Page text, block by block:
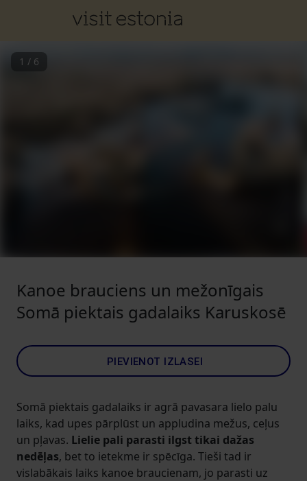
1 / 6
Kanoe brauciens un mežonīgais
Somā piektais gadalaiks Karuskosē
PIEVIENOT IZLASEI
Somā piektais gadalaiks ir agrā pavasara lielo palu
laiks, kad upes pārplūst un appludina mežus, ceļus
un pļavas. Lielie pali parasti ilgst tikai dažas
nedēļas, bet to ietekme ir spēcīga. Tieši tad ir
vislabākais laiks kanoe braucienam, jo parasti uz